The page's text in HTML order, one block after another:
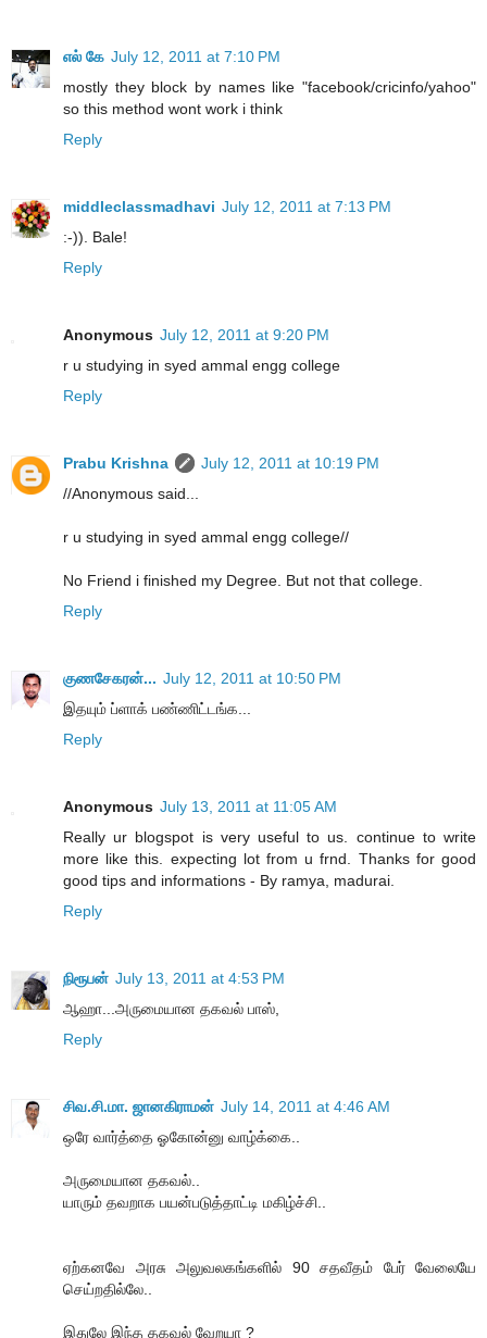
எல் கே July 12, 2011 at 7:10 PM
mostly they block by names like "facebook/cricinfo/yahoo"
so this method wont work i think
Reply
middleclassmadhavi July 12, 2011 at 7:13 PM
:-)). Bale!
Reply
Anonymous July 12, 2011 at 9:20 PM
r u studying in syed ammal engg college
Reply
Prabu Krishna
July 12, 2011 at 10:19 PM
//Anonymous said...
r u studying in syed ammal engg college//
No Friend i finished my Degree. But not that college.
Reply
குணசேகரன்... July 12, 2011 at 10:50 PM
இதயும் ப்ளாக் பண்ணிட்டங்க...
Reply
Anonymous July 13, 2011 at 11:05 AM
Really ur blogspot is very useful to us. continue to write
more like this. expecting lot from u frnd. Thanks for good
good tips and informations - By ramya, madurai.
Reply
நிரூபன் July 13, 2011 at 4:53 PM
ஆஹா...அருமையான தகவல் பாஸ்,
Reply
சிவ.சி.மா. ஜானகிராமன் July 14, 2011 at 4:46 AM
ஒரே வார்த்தை ஓகோன்னு வாழ்க்கை..
அருமையான தகவல்..
யாரும் தவறாக பயன்படுத்தாட்டி மகிழ்ச்சி..
ஏற்கனவே அரசு அலுவலகங்களில் 90 சதவீதம் பேர் வேலையே
செய்றதில்லே..
இதுலே இந்த தகவல் வேறயா ?